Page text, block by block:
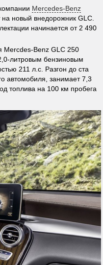
Mercedes-Benz
новый внедорожник GLC.
начинается от 2 490
Benz GLC 250
литровым бензиновым
211 л.с. Разгон до ста
автомобиля, занимает 7,3
топлива на 100 км пробега